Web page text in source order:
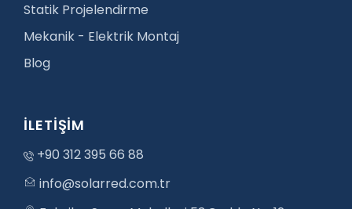
Statik Projelendirme
Mekanik - Elektrik Montaj
Blog
İLETİŞİM
+90 312 395 66 88
info@solarred.com.tr